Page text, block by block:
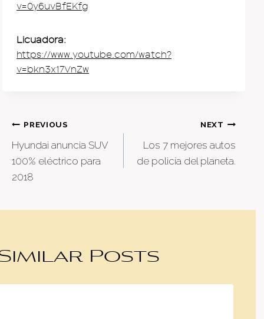
v=0y6uvBfEKfg
Licuadora:
https://www.youtube.com/watch?
v=bkn3x17VnZw
Post
navigation
PREVIOUS
Hyundai anuncia SUV
100% eléctrico para
2018
NEXT
Los 7 mejores autos
de policía del planeta.
Posts